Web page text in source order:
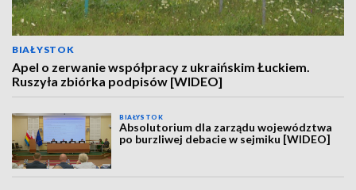
BIAŁYSTOK
Apel o zerwanie współpracy z ukraińskim Łuckiem.
Ruszyła zbiórka podpisów [WIDEO]
BIAŁYSTOK
Absolutorium dla zarządu województwa
po burzliwej debacie w sejmiku [WIDEO]